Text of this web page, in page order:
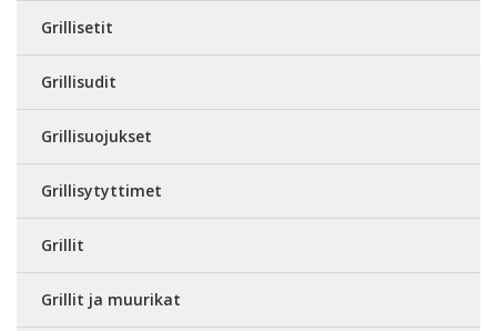
Grillisetit
Grillisudit
Grillisuojukset
Grillisytyttimet
Grillit
Grillit ja muurikat